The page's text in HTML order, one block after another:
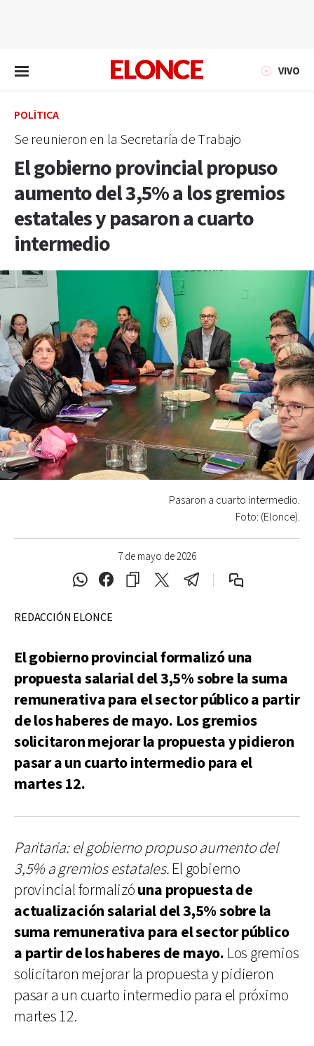
VIVO
POLÍTICA
Se reunieron en la Secretaría de Trabajo
El gobierno provincial propuso
aumento del 3,5% a los gremios
estatales y pasaron a cuarto
intermedio
7 de mayo de 2026
Pasaron a cuarto intermedio.
Foto: (Elonce).
REDACCIÓN ELONCE
El gobierno provincial formalizó una
propuesta salarial del 3,5% sobre la suma
remunerativa para el sector público a partir
de los haberes de mayo. Los gremios
solicitaron mejorar la propuesta y pidieron
pasar a un cuarto intermedio para el
martes 12.
Paritaria: el gobierno propuso aumento del
3,5% a gremios estatales.El gobierno
provincial formalizóuna propuesta de
actualización salarial del 3,5% sobre la
suma remunerativa para el sector público
a partir de los haberes de mayo. Los gremios
solicitaron mejorar la propuesta y pidieron
pasar a un cuarto intermedio para el próximo
martes 12.